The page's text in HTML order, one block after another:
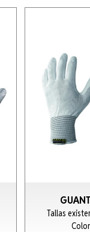
Tallas